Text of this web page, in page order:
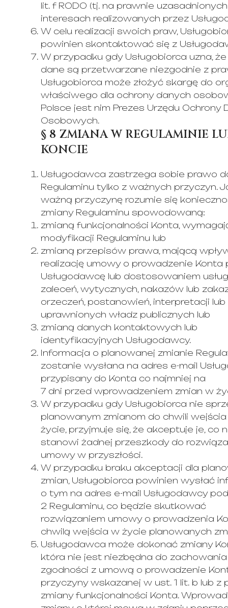
lit. f RODO (tj. na prawnie uzasadnionych
interesach realizowanych przez
W celu realizacji swoich praw,
powinien skontaktować się z
W przypadku gdy Usługobiorca uzna,
dane są przetwarzane niezgodnie z
Usługobiorca może złożyć skargę do
właściwego dla ochrony danych
Polsce jest nim Prezes Urzędu Ochrony
Osobowych.
§ 8 ZMIANA W REGULAMINIE
KONCIE
Usługodawca zastrzega sobie prawo
Regulaminu tylko z ważnych przyczyn.
ważną przyczynę rozumie się
zmiany Regulaminu spowodowaną:
zmianą funkcjonalności Konta,
modyfikacji Regulaminu lub
zmianą przepisów prawa, mającą
realizację umowy o prowadzenie Konta
Usługodawcę lub dostosowaniem
zaleceń, wytycznych, nakazów lub
orzeczeń, postanowień, interpretacji lub
uprawnionych władz publicznych lub
zmianą danych kontaktowych lub
identyfikacyjnych Usługodawcy.
Informacja o planowanej zmianie
zostanie wysłana na adres e-mail
przypisany do Konta co najmniej na
7 dni przed wprowadzeniem zmian w
W przypadku gdy Usługobiorca nie
planowanym zmianom do chwili
życie, przyjmuje się, że akceptuje je, co
stanowi żadnej przeszkody do
umowy w przyszłości.
W przypadku braku akceptacji dla
zmian, Usługobiorca powinien wysłać
o tym na adres e-mail Usługodawcy
2 Regulaminu, co będzie skutkować
rozwiązaniem umowy o prowadzenia
chwilą wejścia w życie planowanych
Usługodawca może dokonać zmiany
która nie jest niezbędna do
zgodności z umową o prowadzenie
przyczyny wskazanej w ust. 1 lit. b lub z
zmiany funkcjonalności Konta.